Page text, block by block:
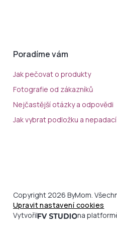
Poradíme vám
Jak pečovat o produkty
Fotografie od zákazníků
Nejčastější otázky a odpovědi
Jak vybrat podložku a
Copyright 2026 ByMom.
Upravit nastavení cookies
Vytvořil
na